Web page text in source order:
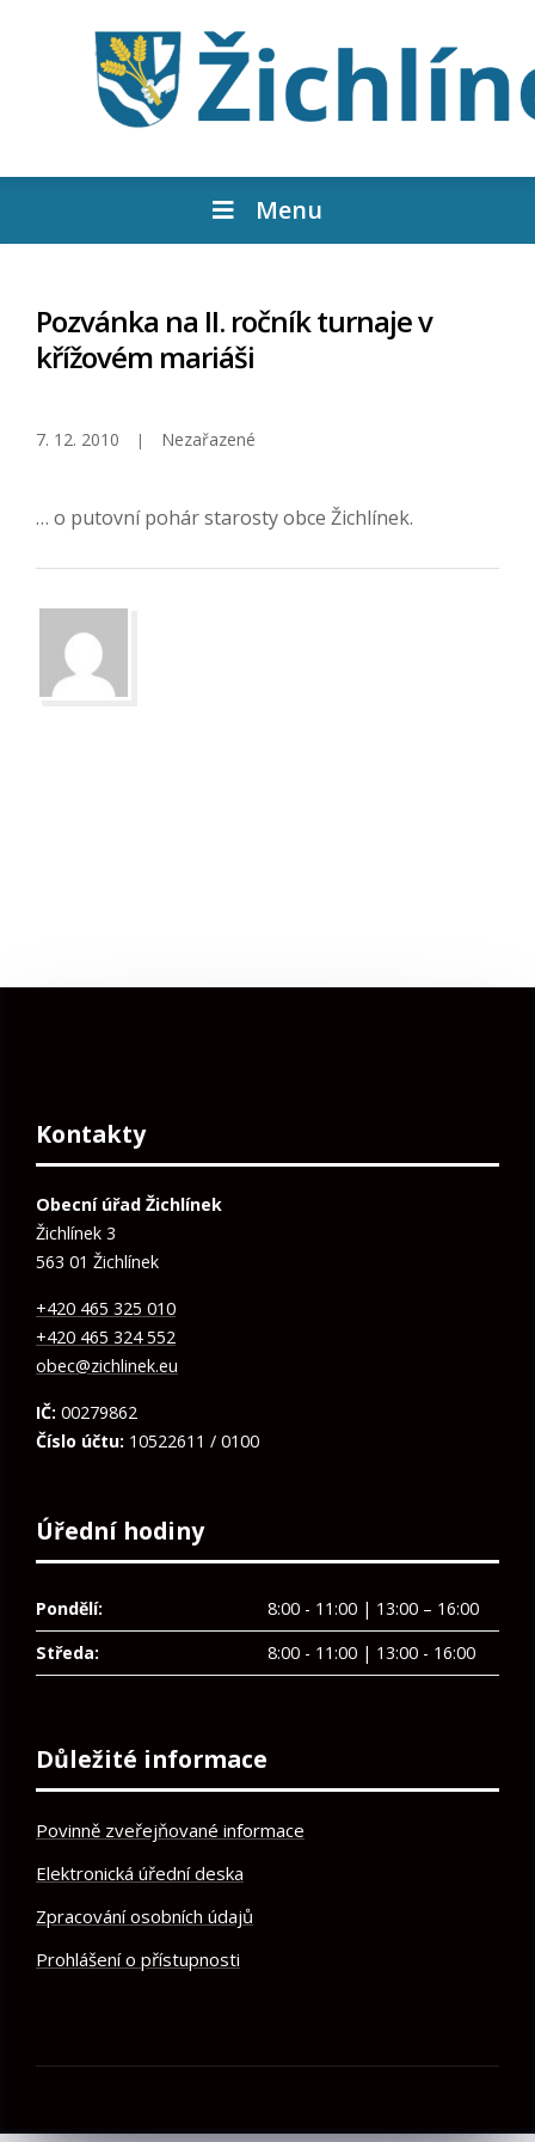
Menu
Pozvánka na II. ročník turnaje v
křížovém mariáši
7. 12. 2010 Nezařazené
… o putovní pohár starosty obce Žichlínek.
Kontakty
Obecní úřad Žichlínek
Žichlínek 3
563 01 Žichlínek
+420 465 325 010
+420 465 324 552
obec@zichlinek.eu
IČ: 00279862
Číslo účtu: 10522611 / 0100
Úřední hodiny
Pondělí:
8:00 - 11:00 | 13:00 – 16:00
Středa:
8:00 - 11:00 | 13:00 - 16:00
Důležité informace
Povinně zveřejňované informace
Elektronická úřední deska
Zpracování osobních údajů
Prohlášení o přístupnosti